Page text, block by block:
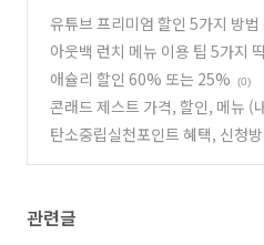
유튜브 프리미엄 할인 5가지 방법
아웃백 런치 메뉴 이용 팁 5가지
다! (0)
애슐리 할인 60% 또는 25% (0)
콘래드 제스트 가격, 할인, 메뉴 (
(0)
탄소중립실천포인트 혜택, 신청
관련글